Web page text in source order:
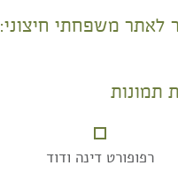
לאתר משפחתי חיצוני:
תמונות
רפופורט דינה ודוד